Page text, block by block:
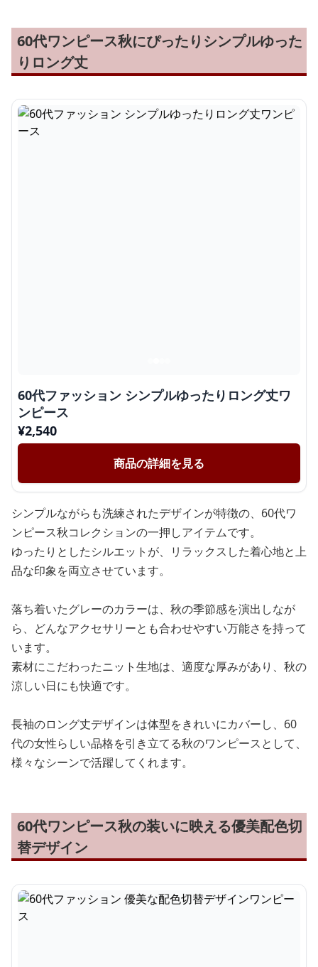
60代ワンピース秋にぴったりシンプルゆった
りロング丈
60代ファッション シンプルゆったりロング丈ワ
ンピース
¥2,540
商品の詳細を見る
シンプルながらも洗練されたデザインが特徴の、60代ワ
ンピース秋コレクションの一押しアイテムです。
ゆったりとしたシルエットが、リラックスした着心地と上
品な印象を両立させています。
落ち着いたグレーのカラーは、秋の季節感を演出しなが
ら、どんなアクセサリーとも合わせやすい万能さを持って
います。
素材にこだわったニット生地は、適度な厚みがあり、秋の
涼しい日にも快適です。
長袖のロング丈デザインは体型をきれいにカバーし、60
代の女性らしい品格を引き立てる秋のワンピースとして、
様々なシーンで活躍してくれます。
60代ワンピース秋の装いに映える優美配色切
替デザイン